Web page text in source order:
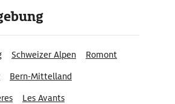
Schweizer Alpen
Romont
Bern-Mittelland
Les Avants